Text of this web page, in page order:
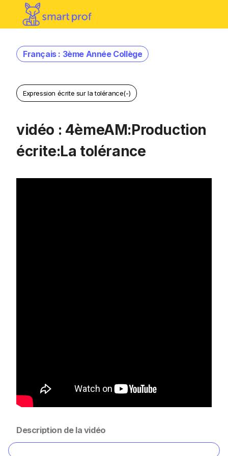
Français : 3ème Année Collège
Expression écrite sur la tolérance(-)
vidéo : 4èmeAM:Production
écrite:La tolérance
Description de la vidéo